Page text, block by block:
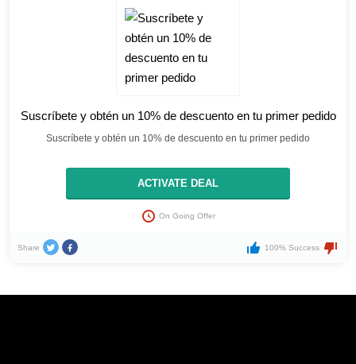
Suscríbete y obtén un 10% de descuento en tu primer pedido
Suscríbete y obtén un 10% de descuento en tu primer pedido
ACTIVATE DEAL
On Going Offer
Share 100% Success